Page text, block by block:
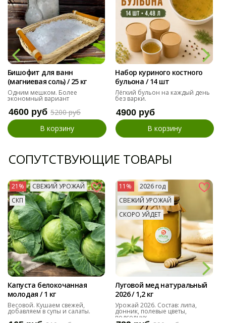
Бишофит для ванн
(магниевая соль) / 25 кг
Одним мешком. Более
экономный вариант
4600 руб 5200 руб
В корзину
Набор куриного костного
бульона / 14 шт
Лёгкий бульон на каждый день
без варки.
4900 руб
В корзину
СОПУТСТВУЮЩИЕ ТОВАРЫ
21%
СВЕЖИЙ УРОЖАЙ
СКП
Капуста белокочанная
молодая / 1 кг
Весовой. Кушаем свежей,
добавляем в супы и салаты.
11%
2026 год
СВЕЖИЙ УРОЖАЙ
СКОРО УЙДЕТ
Луговой мед натуральный
2026 / 1,2 кг
Урожай 2026. Состав: липа,
донник, полевые цветы,
подсолнух